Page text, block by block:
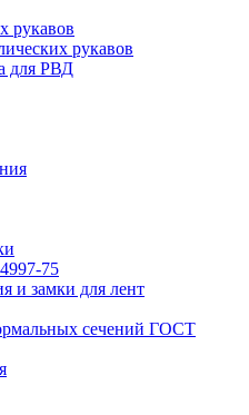
рукавов
рукавов
для РВД
75
и замки для лент
сечений ГОСТ